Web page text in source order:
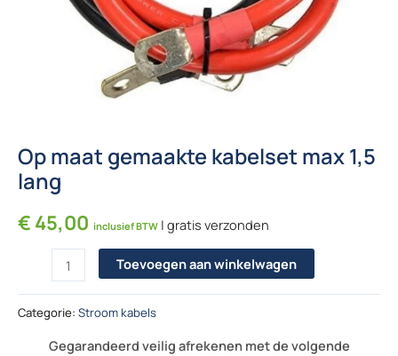
Op maat gemaakte kabelset max 1,5
lang
€ 45,00 inclusief BTW | gratis verzonden
Op maat gemaakte kabelset max 1,5 lang aantal
Toevoegen aan winkelwagen
Categorie: Stroom kabels
Gegarandeerd veilig afrekenen met de volgende